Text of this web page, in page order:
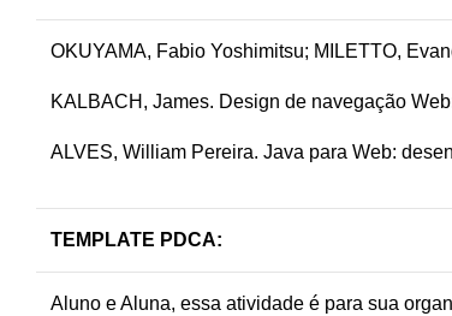
OKUYAMA, Fabio Yoshimitsu; MILETTO,
KALBACH, James. Design de navegação
ALVES, William Pereira. Java para Web:
TEMPLATE PDCA:
Aluno e Aluna, essa atividade é para sua